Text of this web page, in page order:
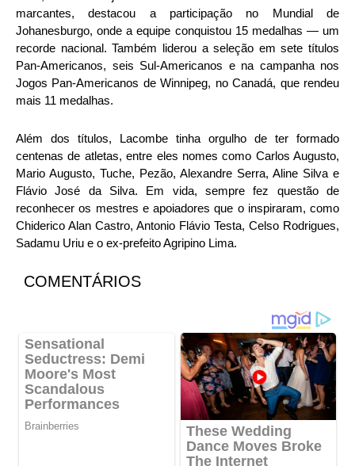
marcantes, destacou a participação no Mundial de
Johanesburgo, onde a equipe conquistou 15 medalhas — um
recorde nacional. Também liderou a seleção em sete títulos
Pan-Americanos, seis Sul-Americanos e na campanha nos
Jogos Pan-Americanos de Winnipeg, no Canadá, que rendeu
mais 11 medalhas.
Além dos títulos, Lacombe tinha orgulho de ter formado
centenas de atletas, entre eles nomes como Carlos Augusto,
Mario Augusto, Tuche, Pezão, Alexandre Serra, Aline Silva e
Flávio José da Silva. Em vida, sempre fez questão de
reconhecer os mestres e apoiadores que o inspiraram, como
Chiderico Alan Castro, Antonio Flávio Testa, Celso Rodrigues,
Sadamu Uriu e o ex-prefeito Agripino Lima.
COMENTÁRIOS